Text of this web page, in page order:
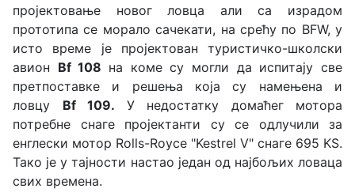
пројектовање новог ловца али са израдом
прототипа се морало сачекати, на срећу по BFW, у
исто време је пројектован туристичко-школски
авион Bf 108 на коме су могли да испитају све
претпоставке и решења која су намењена и
ловцу Bf 109.
У недостатку домаћег мотора
потребне снаге пројектанти су се одлучили за
енглески мотор Rolls-Royce "Kestrel V" снаге 695 KS.
Тако је у тајности настао један од најбољих ловаца
свих времена.